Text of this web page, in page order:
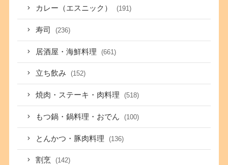
カレー（エスニック） (191)
寿司 (236)
居酒屋・海鮮料理 (661)
立ち飲み (152)
焼肉・ステーキ・肉料理 (518)
もつ鍋・鍋料理・おでん (100)
とんかつ・豚肉料理 (136)
割烹 (142)